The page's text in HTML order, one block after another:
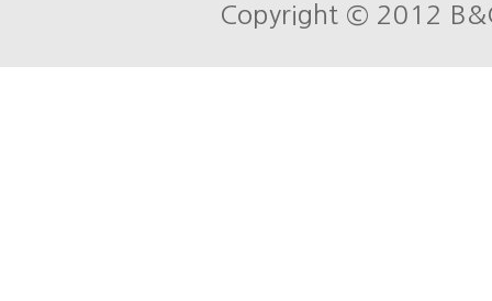
Copyright © 2012